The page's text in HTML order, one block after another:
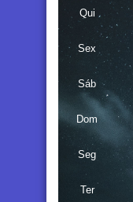
Qui
Sex
Sáb
Dom
Seg
Ter